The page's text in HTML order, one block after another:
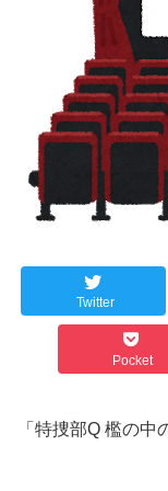
Twitter
Pocket
「特捜部Q 檻の中